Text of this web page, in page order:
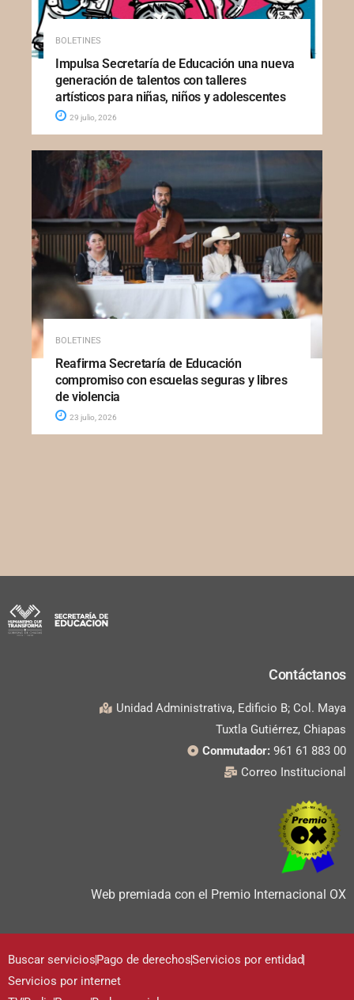
BOLETINES
Impulsa Secretaría de Educación una nueva
generación de talentos con talleres
artísticos para niñas, niños y adolescentes
29 julio, 2026
BOLETINES
Reafirma Secretaría de Educación
compromiso con escuelas seguras y libres
de violencia
23 julio, 2026
Contáctanos
Unidad Administrativa, Edificio B; Col. Maya
Tuxtla Gutiérrez, Chiapas
Conmutador: 961 61 883 00
Correo Institucional
Web premiada con el Premio Internacional OX
Buscar serviciosPago de derechosServicios por entidad
Servicios por internet